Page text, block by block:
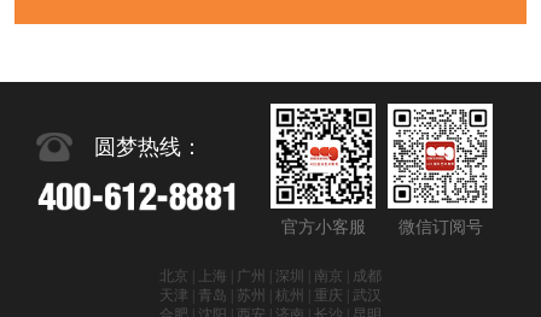
圆梦热线：
官方小客服 微信订阅号
北京 | 上海 | 广州 | 深圳 | 南京 | 成都
天津 | 青岛 | 苏州 | 杭州 | 重庆 | 武汉